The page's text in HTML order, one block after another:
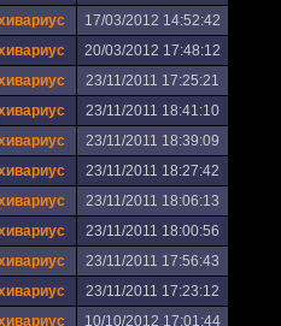
17/03/2012 14:52:42
20/03/2012 17:48:12
23/11/2011 17:25:21
23/11/2011 18:41:10
23/11/2011 18:39:09
23/11/2011 18:27:42
23/11/2011 18:06:13
23/11/2011 18:00:56
23/11/2011 17:56:43
23/11/2011 17:23:12
10/10/2012 17:01:44